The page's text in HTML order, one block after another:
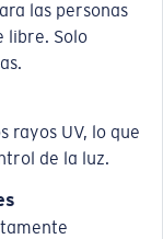
las personas
libre. Solo
rayos UV, lo que
de la luz.